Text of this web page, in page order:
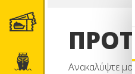
ΚΡΟΥΑΖΙΕΡΕΣ
Ανακαλύψτε